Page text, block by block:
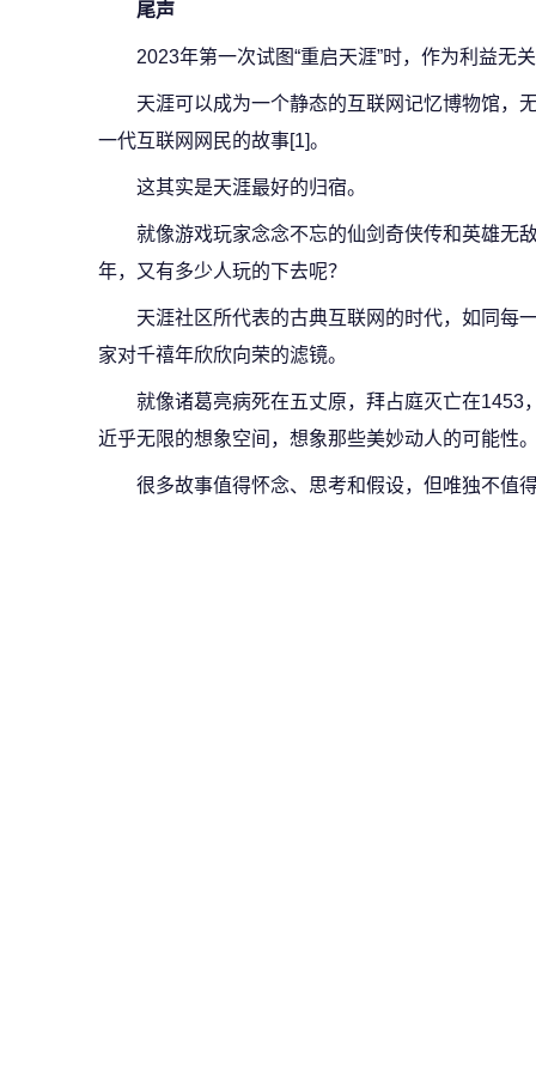
尾声
2023年第一次试图“重启天涯”时，作为利益无
天涯可以成为一个静态的互联网记忆博物馆，
一代互联网网民的故事[1]。
这其实是天涯最好的归宿。
就像游戏玩家念念不忘的仙剑奇侠传和英雄无
年，又有多少人玩的下去呢？
天涯社区所代表的古典互联网的时代，如同每
家对千禧年欣欣向荣的滤镜。
就像诸葛亮病死在五丈原，拜占庭灭亡在1453
近乎无限的想象空间，想象那些美妙动人的可能性
很多故事值得怀念、思考和假设，但唯独不值